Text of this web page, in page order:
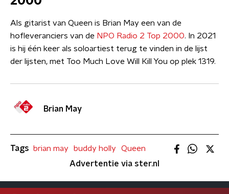
Als gitarist van Queen is Brian May een van de
hofleveranciers van de NPO Radio 2 Top 2000. In 2021
is hij één keer als soloartiest terug te vinden in de lijst
der lijsten, met Too Much Love Will Kill You op plek 1319.
Brian May
Tags brian may buddy holly
Queen
Advertentie via ster.nl